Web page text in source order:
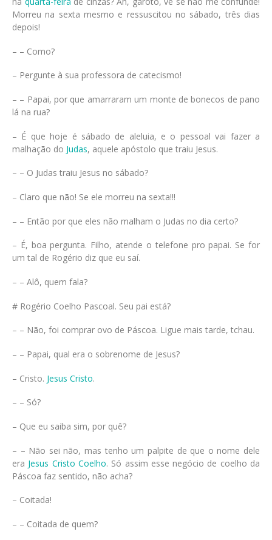
Morreu na sexta mesmo e ressuscitou no sábado, três dias
depois!
– – Como?
– Pergunte à sua professora de catecismo!
– – Papai, por que amarraram um monte de bonecos de pano
lá na rua?
– É que hoje é sábado de aleluia, e o pessoal vai fazer a
malhação do Judas, aquele apóstolo que traiu Jesus.
– – O Judas traiu Jesus no sábado?
– Claro que não! Se ele morreu na sexta!!!
– – Então por que eles não malham o Judas no dia certo?
– É, boa pergunta. Filho, atende o telefone pro papai. Se for
um tal de Rogério diz que eu saí.
– – Alô, quem fala?
# Rogério Coelho Pascoal. Seu pai está?
– – Não, foi comprar ovo de Páscoa. Ligue mais tarde, tchau.
– – Papai, qual era o sobrenome de Jesus?
– Cristo. Jesus Cristo.
– – Só?
– Que eu saiba sim, por quê?
– – Não sei não, mas tenho um palpite de que o nome dele
era Jesus Cristo Coelho. Só assim esse negócio de coelho da
Páscoa faz sentido, não acha?
– Coitada!
– – Coitada de quem?